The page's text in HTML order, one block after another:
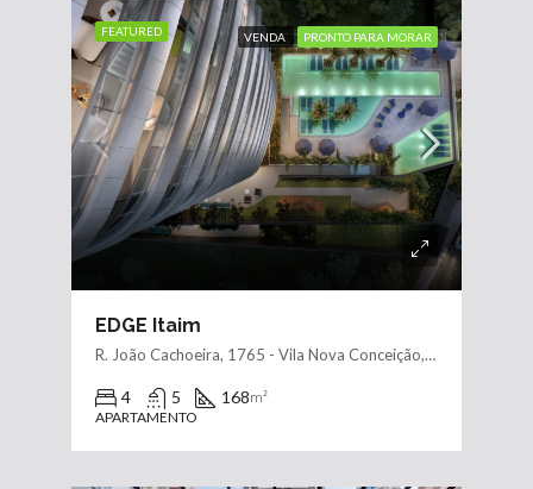
FEATURED VENDA PRONTO PARA MORAR
EDGE Itaim
R. João Cachoeira, 1765 - Vila Nova Conceição, São Paulo - SP, 04535-016, Brasil
4 5 168m²
APARTAMENTO